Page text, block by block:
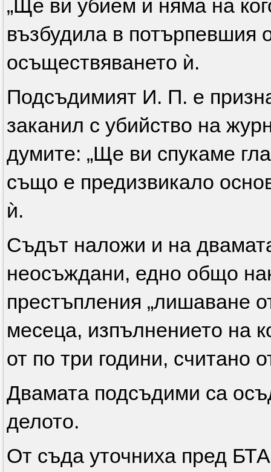
„Ще ви убием и няма на
възбудила в потърпевшия
осъществяването ѝ.
Подсъдимият И. П. е
заканил с убийство на
думите: „Ще ви спукаме
също е предизвикало
ѝ.
Съдът наложи и на
неосъждани, едно общо
престъпления „лишаване
месеца, изпълнението на
от по три години, считано
Двамата подсъдими са
делото.
От съда уточниха пред